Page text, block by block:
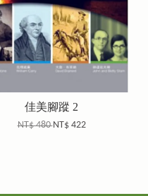
佳美腳蹤 2
NT$ 480NT$ 422